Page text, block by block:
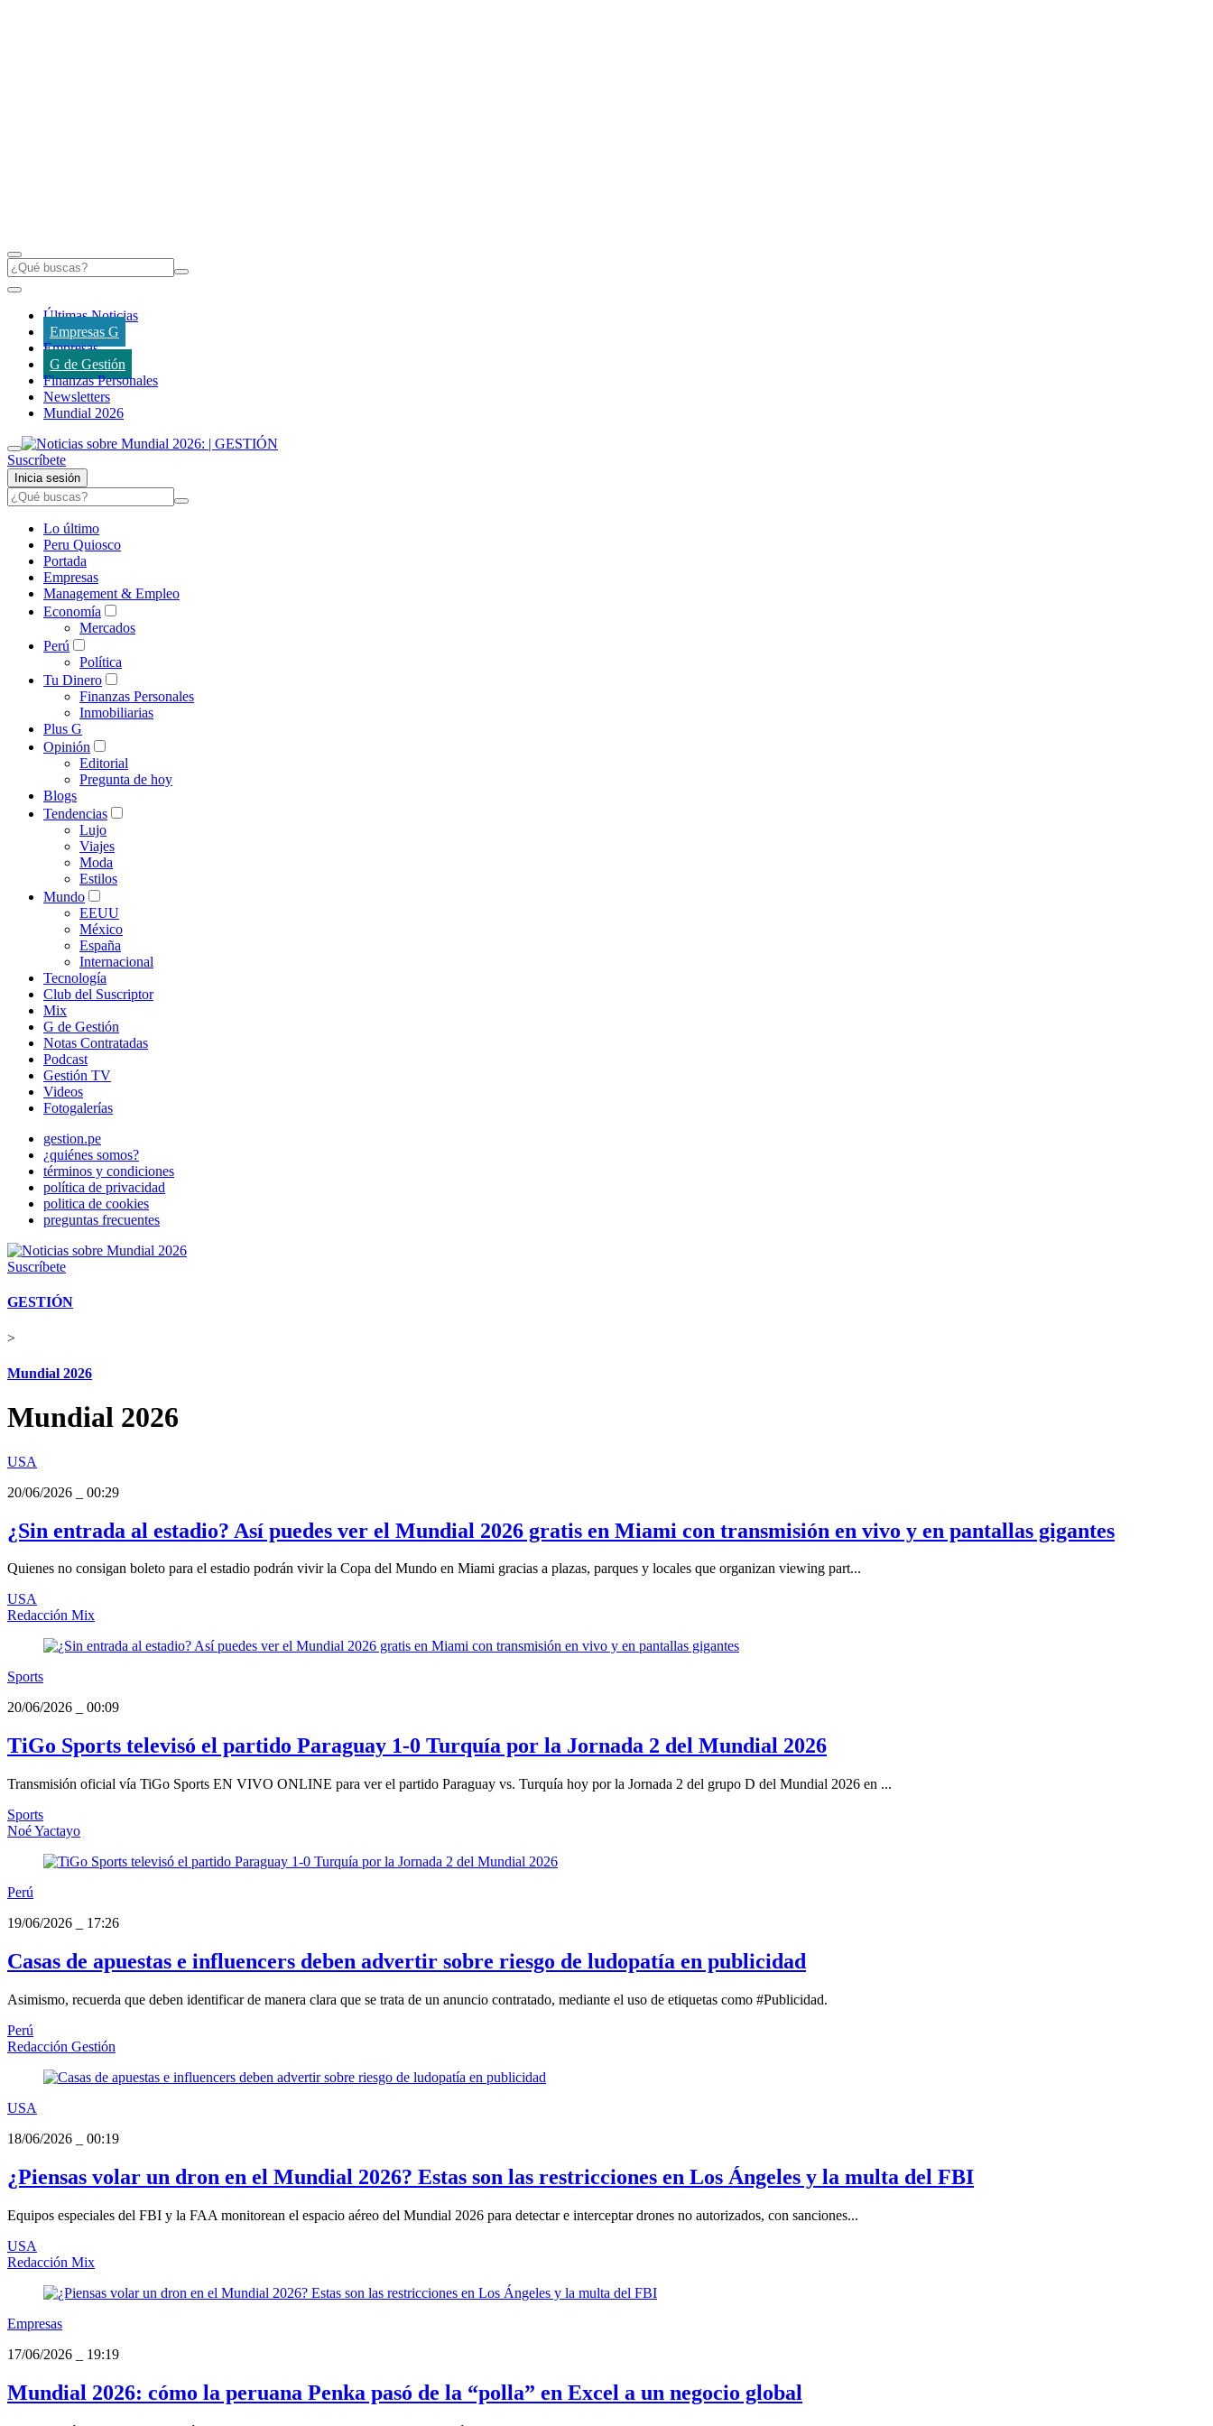
Últimas Noticias
Empresas G
Empresas
G de Gestión
Finanzas Personales
Newsletters
Mundial 2026
Suscríbete
Inicia sesión
Lo último
Peru Quiosco
Portada
Empresas
Management & Empleo
Economía
Mercados
Perú
Política
Tu Dinero
Finanzas Personales
Inmobiliarias
Plus G
Opinión
Editorial
Pregunta de hoy
Blogs
Tendencias
Lujo
Viajes
Moda
Estilos
Mundo
EEUU
México
España
Internacional
Tecnología
Club del Suscriptor
Mix
G de Gestión
Notas Contratadas
Podcast
Gestión TV
Videos
Fotogalerías
gestion.pe
¿quiénes somos?
términos y condiciones
política de privacidad
politica de cookies
preguntas frecuentes
Suscríbete
GESTIÓN
>
Mundial 2026
Mundial 2026
USA
20/06/2026
00:29
¿Sin entrada al estadio? Así puedes ver el Mundial 2026 gratis en Miami con transmisión en vivo y en pantallas gigantes
Quienes no consigan boleto para el estadio podrán vivir la Copa del Mundo en Miami gracias a plazas, parques y locales que organizan viewing part...
USA
Redacción Mix
Sports
20/06/2026
00:09
TiGo Sports televisó el partido Paraguay 1-0 Turquía por la Jornada 2 del Mundial 2026
Transmisión oficial vía TiGo Sports EN VIVO ONLINE para ver el partido Paraguay vs. Turquía hoy por la Jornada 2 del grupo D del Mundial 2026 en ...
Sports
Noé Yactayo
Perú
19/06/2026
17:26
Casas de apuestas e influencers deben advertir sobre riesgo de ludopatía en publicidad
Asimismo, recuerda que deben identificar de manera clara que se trata de un anuncio contratado, mediante el uso de etiquetas como #Publicidad.
Perú
Redacción Gestión
USA
18/06/2026
00:19
¿Piensas volar un dron en el Mundial 2026? Estas son las restricciones en Los Ángeles y la multa del FBI
Equipos especiales del FBI y la FAA monitorean el espacio aéreo del Mundial 2026 para detectar e interceptar drones no autorizados, con sanciones...
USA
Redacción Mix
Empresas
17/06/2026
19:19
Mundial 2026: cómo la peruana Penka pasó de la “polla” en Excel a un negocio global